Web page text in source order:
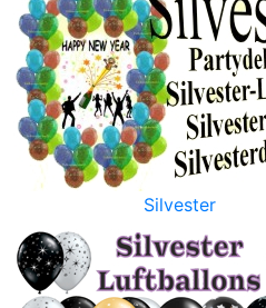
Silvester